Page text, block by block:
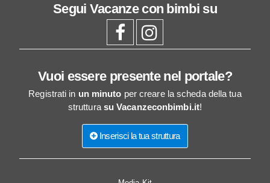
Segui Vacanze con bimbi su
Vuoi essere presente nel portale?
Registrati in un minuto per creare la scheda della tua
struttura su Vacanzeconbimbi.it!
Inserisci la tua struttura